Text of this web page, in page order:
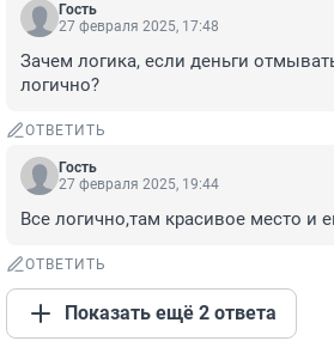
Гость
27 февраля 2025, 17:48
Зачем логика, если деньги
логично?
ОТВЕТИТЬ
Гость
27 февраля 2025, 19:44
Все логично,там красивое место и
ОТВЕТИТЬ
Показать ещё 2 ответа